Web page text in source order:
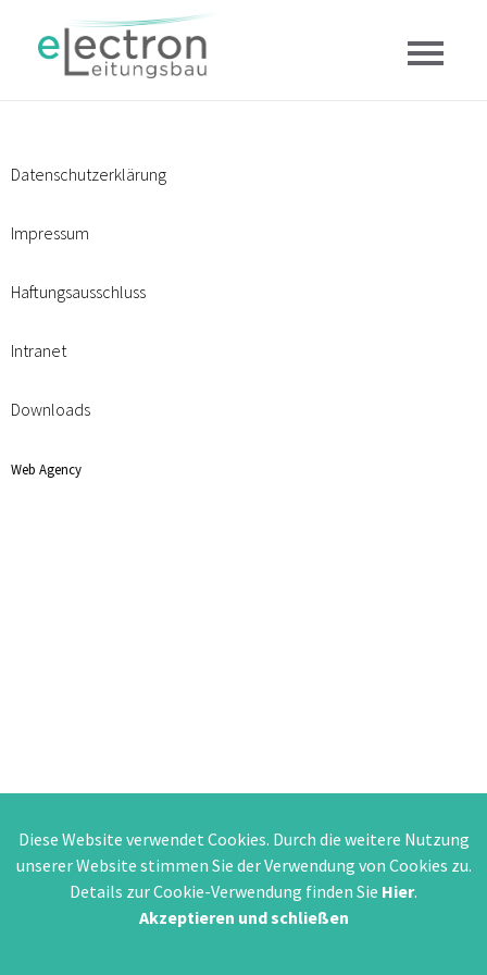
Datenschutzerklärung
Impressum
Haftungsausschluss
Intranet
Downloads
Web Agency
Diese Website verwendet Cookies. Durch die weitere Nutzung
unserer Website stimmen Sie der Verwendung von Cookies zu.
Details zur Cookie-Verwendung finden Sie Hier.
Akzeptieren und schließen